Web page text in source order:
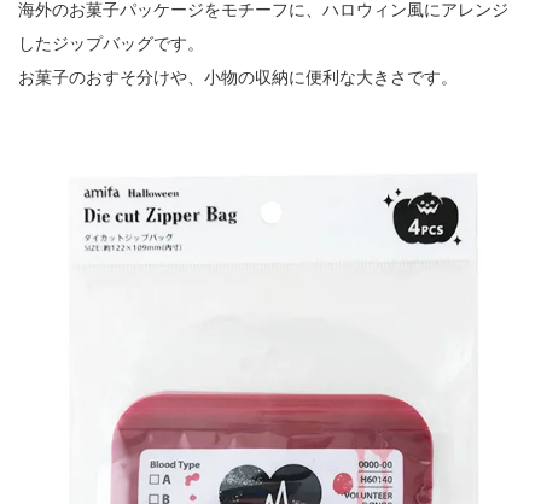
海外のお菓子パッケージをモチーフに、ハロウィン風にアレンジ
したジップバッグです。
お菓子のおすそ分けや、小物の収納に便利な大きさです。